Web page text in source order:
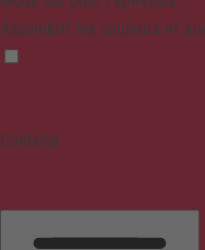
Assombrit les couleurs et
Contenu